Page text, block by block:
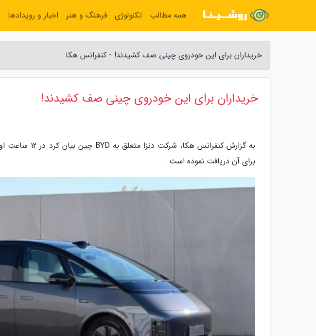
خریداران برای این خودروی چینی صف کشیدند! - کنفرانس هکا
خریداران برای این خودروی چینی صف کشیدند!
برای آن دریافت نموده است.
همه مطالب تکنولوژی فرهنگ و هنر اخبار و رویدادها